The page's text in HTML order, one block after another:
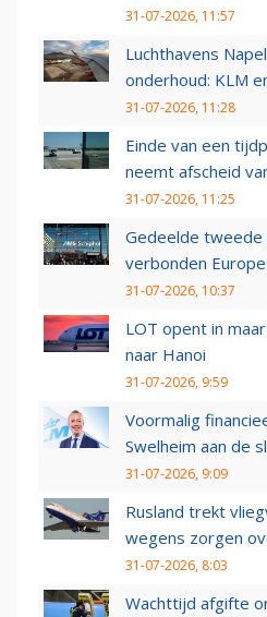
31-07-2026, 11:57
Luchthavens
onderhoud: KLM
31-07-2026, 11:28
Einde van een
neemt afscheid
31-07-2026, 11:25
Gedeelde tweede
verbonden
31-07-2026, 10:37
LOT opent in
naar Hanoi
31-07-2026, 9:59
Voormalig
Swelheim aan de
31-07-2026, 9:09
Rusland trekt
wegens zorgen
31-07-2026, 8:03
Wachttijd afgifte